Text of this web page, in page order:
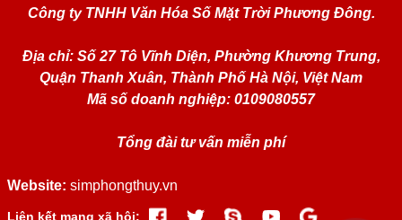
Website: simphongthuy.vn
Liên kết mạng xã hội:
Công ty TNHH Văn Hóa Số Mặt Trời Phương Đông.
Địa chỉ: Số 27 Tô Vĩnh Diện, Phường Khương Trung,
Quận Thanh Xuân, Thành Phố Hà Nội, Việt Nam
Mã số doanh nghiệp: 0109080557
Tổng đài tư vấn miễn phí